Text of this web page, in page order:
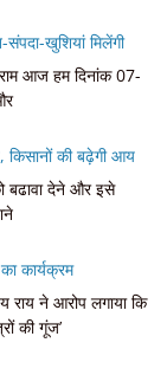
खुशियां मिलेंगी
आज हम दिनांक 07-
किसानों की बढ़ेगी आय
बढावा देने और इसे
कार्यक्रम
ने आरोप लगाया कि
की गूंज’